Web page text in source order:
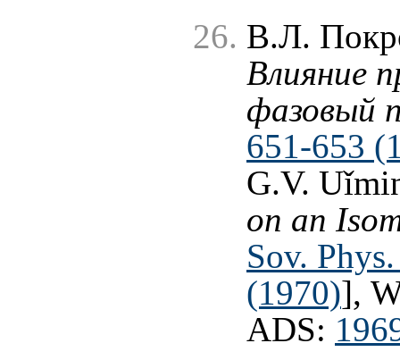
В.Л.
Влияние
фазовый
651-653
G.V.
on an
Sov.
(1970)],
ADS: